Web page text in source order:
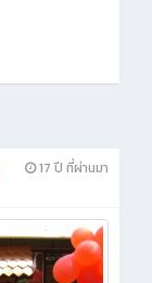
17 ปี ที่ผ่านมา